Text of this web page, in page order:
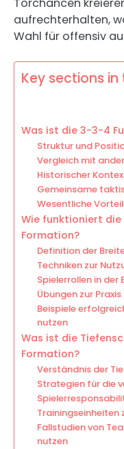
Torchancen
aufrechterhalten,
Wahl für offensiv
Key sections
Was ist die 3-3-4
Struktur und
Vergleich mit
Historischer
Gemeinsame
Wesentliche
Wie funktioniert
Formation?
Definition der
Techniken zur
Spielerrollen in der
Übungen zur
Beispiele
nutzen
Was ist die
Formation?
Verständnis der
Strategien für die
Fallstudien von
nutzen